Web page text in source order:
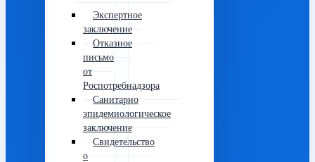
Экспертное
заключение
Отказное
письмо
от
Роспотребнадзора
Санитарно
эпидемиологическое
заключение
Свидетельство
о